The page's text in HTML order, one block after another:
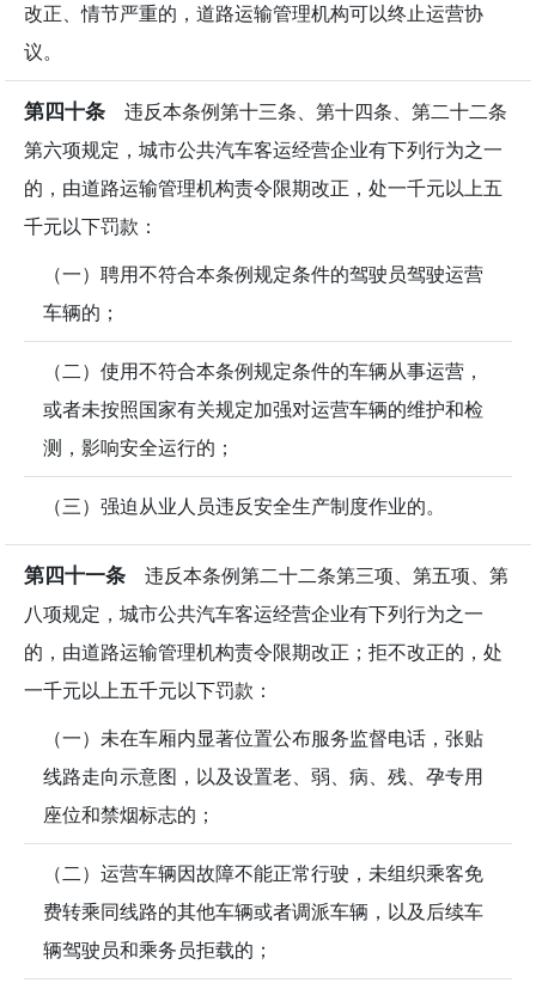
改正、情节严重的，道路运输管理机构可以终止运营协
议。
第四十条 违反本条例第十三条、第十四条、第二十二条
第六项规定，城市公共汽车客运经营企业有下列行为之一
的，由道路运输管理机构责令限期改正，处一千元以上五
千元以下罚款：
（一）聘用不符合本条例规定条件的驾驶员驾驶运营
车辆的；
（二）使用不符合本条例规定条件的车辆从事运营，
或者未按照国家有关规定加强对运营车辆的维护和检
测，影响安全运行的；
（三）强迫从业人员违反安全生产制度作业的。
第四十一条 违反本条例第二十二条第三项、第五项、第
八项规定，城市公共汽车客运经营企业有下列行为之一
的，由道路运输管理机构责令限期改正；拒不改正的，处
一千元以上五千元以下罚款：
（一）未在车厢内显著位置公布服务监督电话，张贴
线路走向示意图，以及设置老、弱、病、残、孕专用
座位和禁烟标志的；
（二）运营车辆因故障不能正常行驶，未组织乘客免
费转乘同线路的其他车辆或者调派车辆，以及后续车
辆驾驶员和乘务员拒载的；